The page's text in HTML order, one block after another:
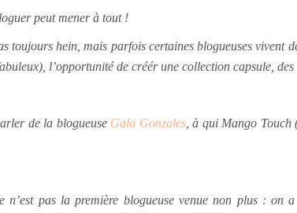
peut mener à tout !
toujours hein, mais parfois certaines blogueuses vivent
l’opportunité de créér une collection capsule,
de la blogueuse Gala Gonzales, à qui Mango Touch
n’est pas la première blogueuse venue non plus :